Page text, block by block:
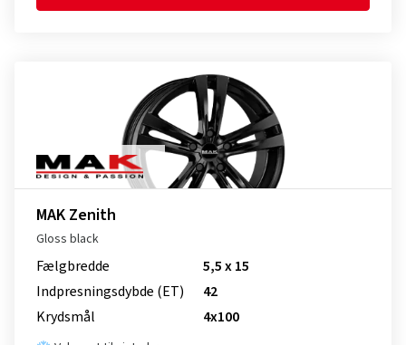
MAK Zenith
Gloss black
Fælgbredde
5,5 x 15
Indpresnings­dybde (ET)
42
Krydsmål
4x100